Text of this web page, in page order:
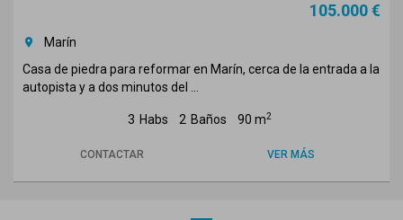
105.000 €
room
Marín
Casa de piedra para reformar en Marín, cerca de la entrada a la
autopista y a dos minutos del ...
3 Habs 2 Baños 90 m2
CONTACTAR VER MÁS